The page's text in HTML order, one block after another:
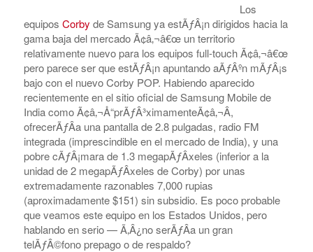
Los
equipos Corby de Samsung ya estÃƒÂ¡n dirigidos hacia la
gama baja del mercado Ã¢â‚¬â€œ un territorio
relativamente nuevo para los equipos full-touch Ã¢â‚¬â€œ
pero parece ser que estÃƒÂ¡n apuntando aÃƒÂºn mÃƒÂ¡s
bajo con el nuevo Corby POP. Habiendo aparecido
recientemente en el sitio oficial de Samsung Mobile de
India como Ã¢â‚¬Å“prÃƒÂ³ximamenteÃ¢â‚¬Â,
ofrecerÃƒÂ­a una pantalla de 2.8 pulgadas, radio FM
integrada (imprescindible en el mercado de India), y una
pobre cÃƒÂ¡mara de 1.3 megapÃƒÂ­xeles (inferior a la
unidad de 2 megapÃƒÂ­xeles de Corby) por unas
extremadamente razonables 7,000 rupias
(aproximadamente $151) sin subsidio. Es poco probable
que veamos este equipo en los Estados Unidos, pero
hablando en serio — Ã‚Â¿no serÃƒÂ­a un gran
telÃƒÂ©fono prepago o de respaldo?